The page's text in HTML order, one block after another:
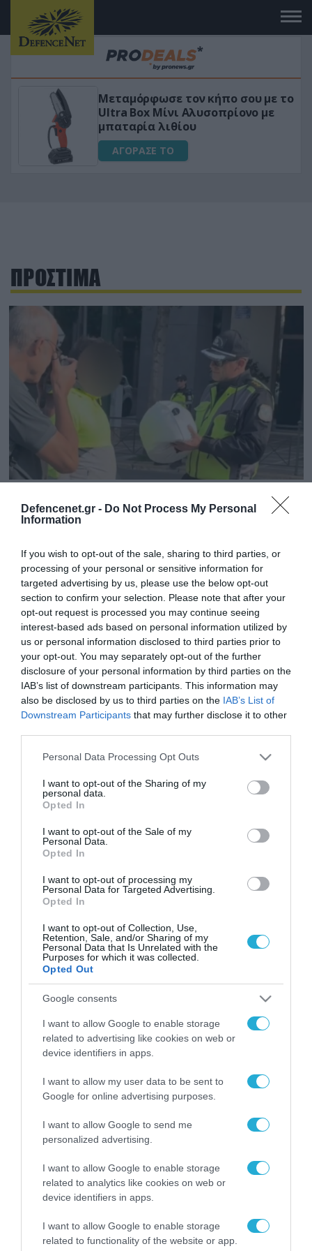
Defencenet.gr - Do Not Process My Personal
Information
If you wish to opt-out of the sale, sharing to third parties, or
processing of your personal or sensitive information for
targeted advertising by us, please use the below opt-out
section to confirm your selection. Please note that after your
opt-out request is processed you may continue seeing
interest-based ads based on personal information utilized by
us or personal information disclosed to third parties prior to
your opt-out. You may separately opt-out of the further
disclosure of your personal information by third parties on the
IAB’s list of downstream participants. This information may
also be disclosed by us to third parties on the IAB’s List of
Downstream Participants that may further disclose it to other
Please note that this website/app uses one or more Google
not limited to your visit or usage behaviour. You may click to
grant or deny consent to Google and its third-party tags to
use your data for below specified purposes in below Google
consent section.
Personal Data Processing Opt Outs
I want to opt-out of the Sharing of my
personal data.
Opted In
I want to opt-out of the Sale of my
Personal Data.
Opted In
I want to opt-out of processing my
Personal Data for Targeted Advertising.
Opted In
I want to opt-out of Collection, Use,
Retention, Sale, and/or Sharing of my
Personal Data that Is Unrelated with the
Purposes for which it was collected.
Opted Out
Google consents
I want to allow Google to enable storage
related to advertising like cookies on web or
device identifiers in apps.
I want to allow my user data to be sent to
Google for online advertising purposes.
I want to allow Google to send me
personalized advertising.
I want to allow Google to enable storage
related to analytics like cookies on web or
device identifiers in apps.
I want to allow Google to enable storage
related to functionality of the website or app.
Μεταμόρφωσε τον κήπο σου με το
Ultra Box Μίνι Αλυσοπρίονο με
μπαταρία λιθίου
ΑΓΟΡΑΣΕ ΤΟ
ΠΡΟΣΤΙΜΑ
22.10.2025 | 17:16
Η Τροχαία Αττικής μοίρασε πρόστιμα και…
οχημάτων
Υπενθυμίζεται ότι με τον νέο ΚΟΚ η μη χρήση
κράνους επιφέρει πρόστιμο 350 ευρώ και αφαίρεση
αδείας για 30 ημέρες
19.08.2025 | 11:20
350.000 ιδιοκτήτες οχημάτων
Οι χρηματικές ποινές που θα επιβληθούν διαφέρουν
ανάλογα με το είδος των παραβάσεων
FOCUS ON
06.08.2026 | 12:02
Για πρώτη φορά οι Ρώσοι
δημοσιεύουν εκτοξεύσεις
βαλλιστικών όπλων κατά της
Ουκρανίας